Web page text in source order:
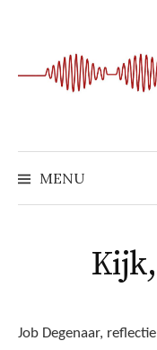
springen
MENU
Job Degenaar, reflectie